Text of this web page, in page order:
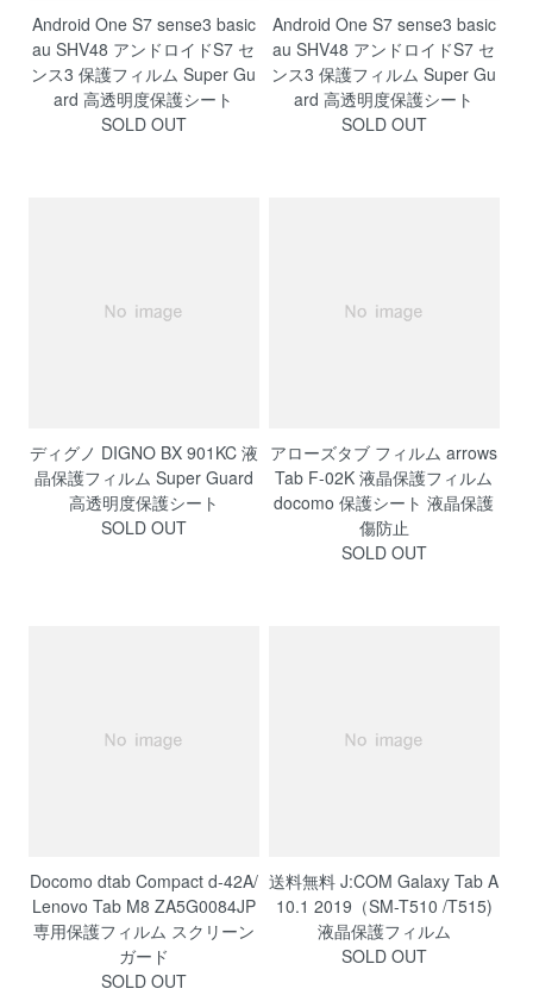
Android One S7 sense3 basic
au SHV48 アンドロイドS7 セ
ンス3 保護フィルム Super Gu
ard 高透明度保護シート
SOLD OUT
Android One S7 sense3 basic
au SHV48 アンドロイドS7 セ
ンス3 保護フィルム Super Gu
ard 高透明度保護シート
SOLD OUT
ディグノ DIGNO BX 901KC 液
晶保護フィルム Super Guard
高透明度保護シート
SOLD OUT
アローズタブ フィルム arrows
Tab F-02K 液晶保護フィルム
docomo 保護シート 液晶保護
傷防止
SOLD OUT
Docomo dtab Compact d-42A/
Lenovo Tab M8 ZA5G0084JP
専用保護フィルム スクリーン
ガード
SOLD OUT
送料無料 J:COM Galaxy Tab A
10.1 2019（SM-T510 /T515)
液晶保護フィルム
SOLD OUT